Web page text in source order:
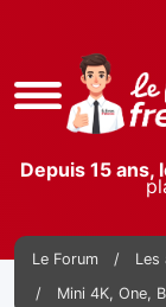
Accès
rapide
Depuis 15
Le Forum
Les
Mini 4K, One,